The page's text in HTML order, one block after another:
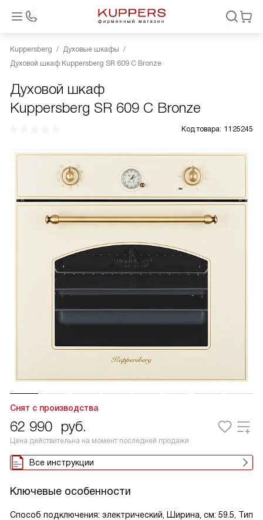
Kuppersberg
Духовые шкафы
Духовой шкаф Kuppersberg SR 609 C Bronze
Духовой шкаф
Kuppersberg SR 609 C Bronze
Код товара: 1125245
Снят с производства
62 990 руб.
Цена действительна на момент последней продажи
Все инструкции
Ключевые особенности
Способ подключения: электрический, Ширина, см: 59.5, Тип